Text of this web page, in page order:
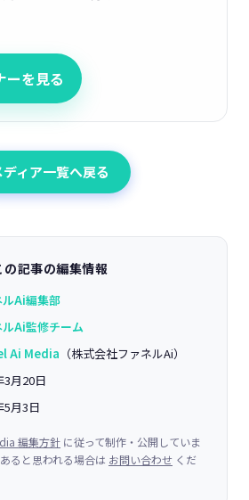
ーを見る
ディア一覧へ戻る
の記事の編集情報
ルAi編集部
ルAi監修チーム
Ai Media （株式会社ファネルAi）
3月20日
5月3日
編集方針 に従って制作・公開していま
ると思われる場合は お問い合わせ くだ